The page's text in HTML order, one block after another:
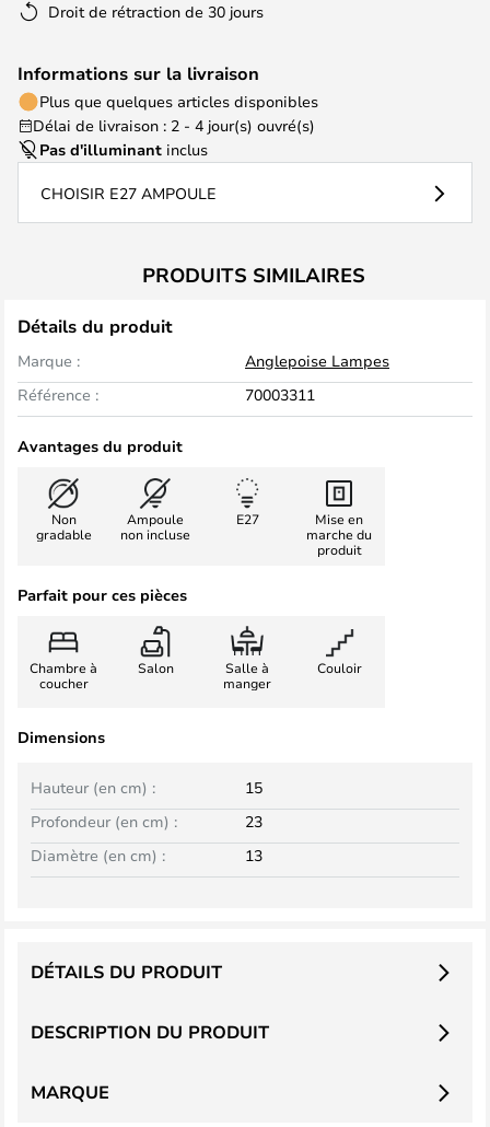
Droit de rétraction de 30 jours
Informations sur la livraison
Plus que quelques articles disponibles
Délai de livraison : 2 - 4 jour(s) ouvré(s)
Pas d'illuminant inclus
CHOISIR E27 AMPOULE
PRODUITS SIMILAIRES
Détails du produit
Marque :
Anglepoise Lampes
Référence :
70003311
Avantages du produit
Non
gradable
Ampoule
non incluse
E27
Mise en
marche du
produit
Parfait pour ces pièces
Chambre à
coucher
Salon
Salle à
manger
Couloir
Dimensions
Hauteur (en cm) :
15
Profondeur (en cm) :
23
Diamètre (en cm) :
13
DESCRIPTION DU PRODUIT
DÉTAILS DU PRODUIT
MARQUE